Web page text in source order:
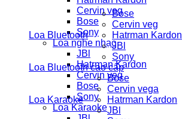
Cervin veg
Bose
Sony
Loa nghe nhạc
JBl
Hatrman Kardon
Cervin veg
Bose
Sony
Loa Karaoke
Loa Bluetooth
Bose
Cervin veg
Hatrman Kardon
JBl
Sony
Loa Bluetooth cao cấp
Loa Karaoke
Bose
Cervin vega
Hatrman Kardon
JBl